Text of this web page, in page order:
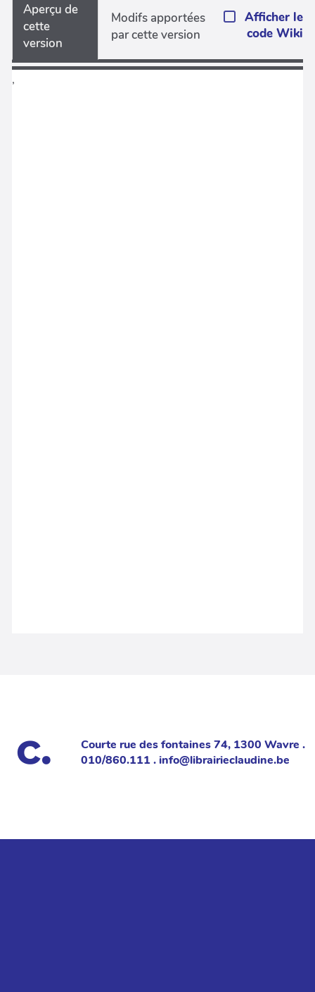
Aperçu de
cette
version
Modifs apportées
par cette version
Afficher le
code Wiki
Courte rue des fontaines 74, 1300 Wavre .
010/860.111 . info@librairieclaudine.be